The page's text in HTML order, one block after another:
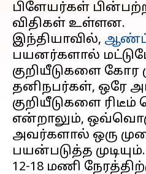
பிளேயர்கள்
விதிகள் உள்ளன.
இந்தியாவில்,
பயனர்களால்
குறியீடுகளை கோர
தனிநபர்கள், ஒரே
குறியீடுகளை ரிடீம்
என்றாலும்,
அவர்களால் ஒரு
பயன்படுத்த முடியும்.
12-18 மணி